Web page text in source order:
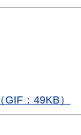
（GIF：49KB）